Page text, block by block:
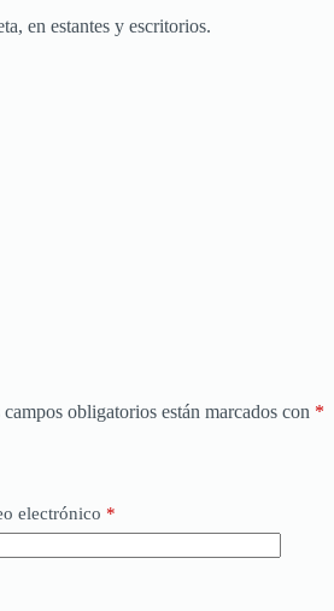
en estantes y escritorios.
obligatorios están marcados con *
electrónico *